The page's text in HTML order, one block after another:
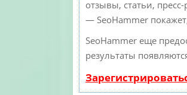
отзывы, статьи,
— SeoHammer
SeoHammer еще
результаты